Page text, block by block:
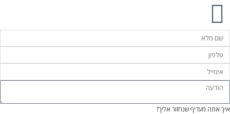
איך אתה מעדיף שנחזור אליך?